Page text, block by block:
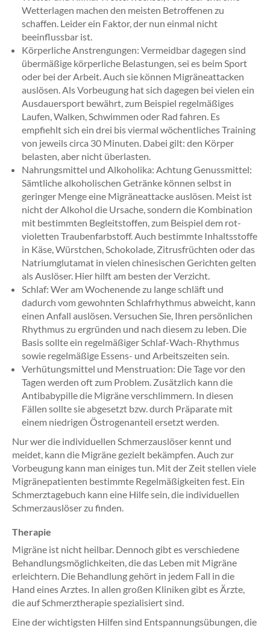
Wetterlagen machen den meisten Betroffenen zu
schaffen. Leider ein Faktor, der nun einmal nicht
beeinflussbar ist.
Körperliche Anstrengungen: Vermeidbar dagegen sind
übermäßige körperliche Belastungen, sei es beim Sport
oder bei der Arbeit. Auch sie können Migräneattacken
auslösen. Als Vorbeugung hat sich dagegen bei vielen ein
Ausdauersport bewährt, zum Beispiel regelmäßiges
Laufen, Walken, Schwimmen oder Rad fahren. Es
empfiehlt sich ein drei bis viermal wöchentliches Training
von jeweils circa 30 Minuten. Dabei gilt: den Körper
belasten, aber nicht überlasten.
Nahrungsmittel und Alkoholika: Achtung Genussmittel:
Sämtliche alkoholischen Getränke können selbst in
geringer Menge eine Migräneattacke auslösen. Meist ist
nicht der Alkohol die Ursache, sondern die Kombination
mit bestimmten Begleitstoffen, zum Beispiel dem rot-
violetten Traubenfarbstoff. Auch bestimmte Inhaltsstoffe
in Käse, Würstchen, Schokolade, Zitrusfrüchten oder das
Natriumglutamat in vielen chinesischen Gerichten gelten
als Auslöser. Hier hilft am besten der Verzicht.
Schlaf: Wer am Wochenende zu lange schläft und
dadurch vom gewohnten Schlafrhythmus abweicht, kann
einen Anfall auslösen. Versuchen Sie, Ihren persönlichen
Rhythmus zu ergründen und nach diesem zu leben. Die
Basis sollte ein regelmäßiger Schlaf-Wach-Rhythmus
sowie regelmäßige Essens- und Arbeitszeiten sein.
Verhütungsmittel und Menstruation: Die Tage vor den
Tagen werden oft zum Problem. Zusätzlich kann die
Antibabypille die Migräne verschlimmern. In diesen
Fällen sollte sie abgesetzt bzw. durch Präparate mit
einem niedrigen Östrogenanteil ersetzt werden.
Nur wer die individuellen Schmerzauslöser kennt und
meidet, kann die Migräne gezielt bekämpfen. Auch zur
Vorbeugung kann man einiges tun. Mit der Zeit stellen viele
Migränepatienten bestimmte Regelmäßigkeiten fest. Ein
Schmerztagebuch kann eine Hilfe sein, die individuellen
Schmerzauslöser zu finden.
Therapie
Migräne ist nicht heilbar. Dennoch gibt es verschiedene
Behandlungsmöglichkeiten, die das Leben mit Migräne
erleichtern. Die Behandlung gehört in jedem Fall in die
Hand eines Arztes. In allen großen Kliniken gibt es Ärzte,
die auf Schmerztherapie spezialisiert sind.
Eine der wichtigsten Hilfen sind Entspannungsübungen, die